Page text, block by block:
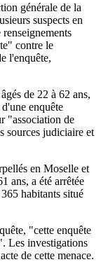
générale de la
suspects en
contre le
l'enquête,
de 22 à 62 ans,
enquête
"association de
sources judiciaire et
en Moselle et
ans, a été arrêtée
habitants situé
"cette enquête
Les investigations
de cette menace.